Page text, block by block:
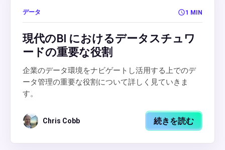
データ 1 MIN
現代のBI におけるデータスチュワ
ードの重要な役割
企業のデータ環境をナビゲートし活用する上でのデ
ータ管理の重要な役割について詳しく見ていきま
す。
Chris Cobb 続きを読む